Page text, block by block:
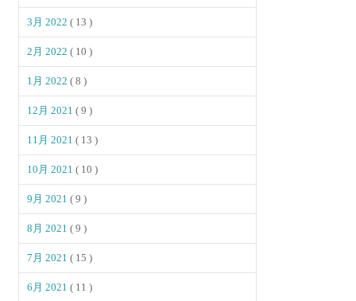
3月 2022( 13 )
2月 2022( 10 )
1月 2022( 8 )
12月 2021( 9 )
11月 2021( 13 )
10月 2021( 10 )
9月 2021( 9 )
8月 2021( 9 )
7月 2021( 15 )
6月 2021( 11 )